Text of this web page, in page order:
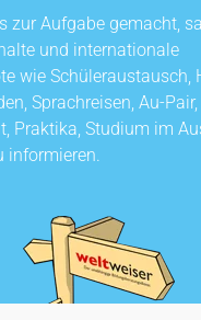
zur Aufgabe gemacht,
und internationale
wie Schüleraustausch,
Sprachreisen, Au-Pair,
Praktika, Studium im
informieren.